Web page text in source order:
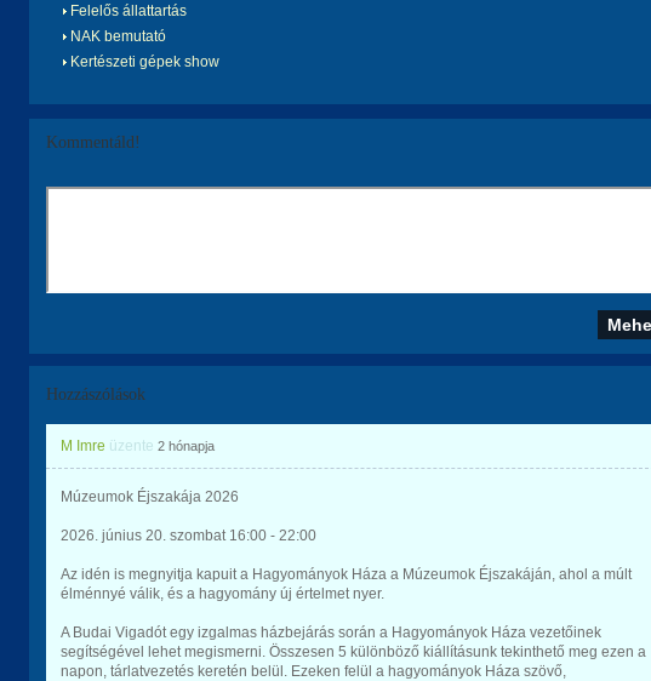
Felelős állattartás
NAK bemutató
Kertészeti gépek show
Kommentáld!
Hozzászólások
M Imre üzente 2 hónapja
Mú­ze­u­mok Éj­sza­ká­ja 2026
2026. június 20. szombat 16:00 - 22:00
Az idén is megnyitja kapuit a Hagyományok Háza a Múzeumok Éjszakáján, ahol a múlt
élménnyé válik, és a hagyomány új értelmet nyer.
A Budai Vigadót egy izgalmas házbejárás során a Hagyományok Háza vezetőinek
segítségével lehet megismerni. Összesen 5 különböző kiállításunk tekinthető meg ezen a
napon, tárlatvezetés keretén belül. Ezeken felül a hagyományok Háza szövő,